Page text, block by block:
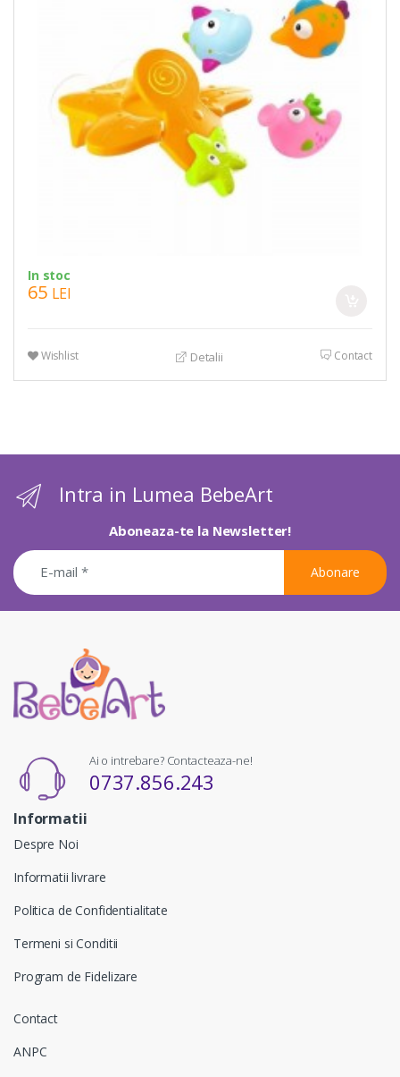
In stoc
65 LEI
Wishlist Detalii Contact
Intra in Lumea BebeArt
Aboneaza-te la Newsletter!
Abonare
Ai o intrebare? Contacteaza-ne!
0737.856.243
Informatii
Despre Noi
Informatii livrare
Politica de Confidentialitate
Termeni si Conditii
Program de Fidelizare
Contact
ANPC